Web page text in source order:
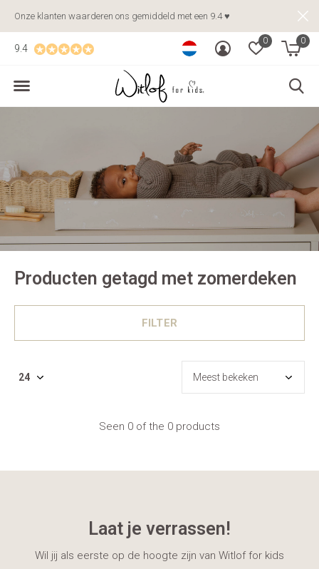
0 0
9.4
Onze klanten waarderen ons gemiddeld met een 9.4 ♥
Producten getagd met zomerdeken
FILTER
Seen 0 of the 0 products
Laat je verrassen!
Wil jij als eerste op de hoogte zijn van Witlof for kids